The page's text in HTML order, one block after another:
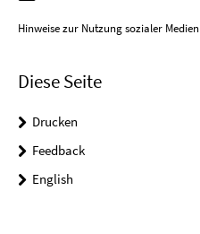
Hinweise zur Nutzung sozialer Medien
Diese Seite
Drucken
Feedback
English